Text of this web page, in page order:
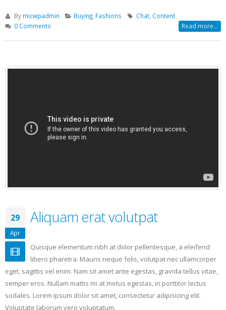
By micwpadmin Buying Fashions Chat Content
0 Comments
Read more...
29
Apr
Aliquam erat volutpat
Quisque elementum nibh at dolor pellentesque, a eleifend
libero pharetra. Mauris neque felis, volutpat nec ullamcorper
eget, sagittis vel enim. Nam sit amet ante egestas, gravida tellus vitae,
semper eros. Nullam mattis mi at metus egestas, in porttitor lectus
sodales. Lorem ipsum dolor sit amet, consectetur adipisicing elit.
Voluptate laborum vero voluptatum.